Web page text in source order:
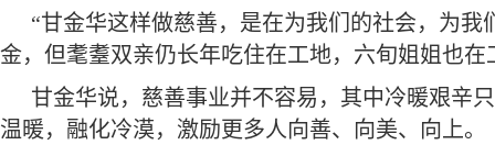
“甘金华这样做慈善，是在为我们的社会，为
金，但耄耋双亲仍长年吃住在工地，六旬姐姐也
甘金华说，慈善事业并不容易，其中冷暖艰辛
温暖，融化冷漠，激励更多人向善、向美、向上